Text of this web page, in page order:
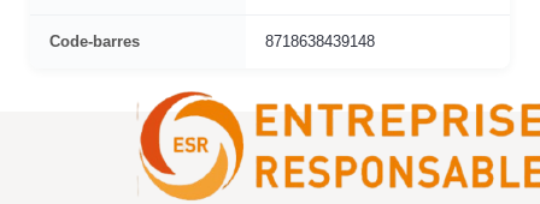
Code-barres 8718638439148